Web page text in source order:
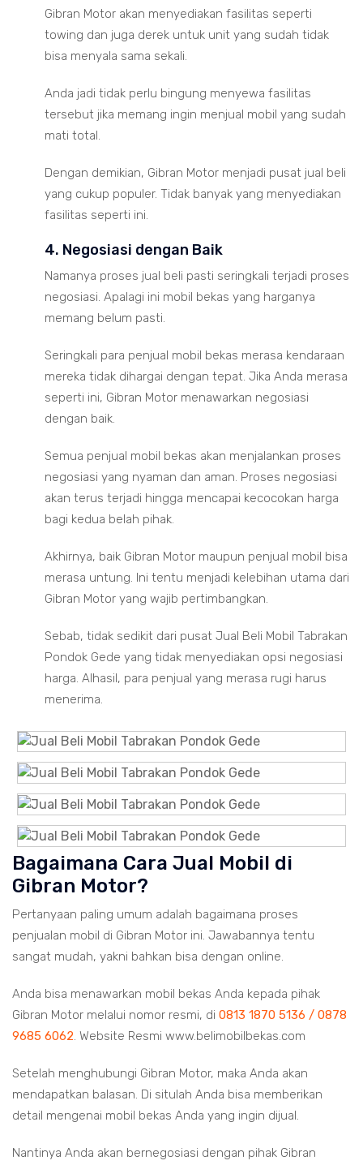
Gibran Motor akan menyediakan fasilitas seperti
towing dan juga derek untuk unit yang sudah tidak
bisa menyala sama sekali.
Anda jadi tidak perlu bingung menyewa fasilitas
tersebut jika memang ingin menjual mobil yang sudah
mati total.
Dengan demikian, Gibran Motor menjadi pusat jual beli
yang cukup populer. Tidak banyak yang menyediakan
fasilitas seperti ini.
4. Negosiasi dengan Baik
Namanya proses jual beli pasti seringkali terjadi proses
negosiasi. Apalagi ini mobil bekas yang harganya
memang belum pasti.
Seringkali para penjual mobil bekas merasa kendaraan
mereka tidak dihargai dengan tepat. Jika Anda merasa
seperti ini, Gibran Motor menawarkan negosiasi
dengan baik.
Semua penjual mobil bekas akan menjalankan proses
negosiasi yang nyaman dan aman. Proses negosiasi
akan terus terjadi hingga mencapai kecocokan harga
bagi kedua belah pihak.
Akhirnya, baik Gibran Motor maupun penjual mobil bisa
merasa untung. Ini tentu menjadi kelebihan utama dari
Gibran Motor yang wajib pertimbangkan.
Sebab, tidak sedikit dari pusat Jual Beli Mobil Tabrakan
Pondok Gede yang tidak menyediakan opsi negosiasi
harga. Alhasil, para penjual yang merasa rugi harus
menerima.
Bagaimana Cara Jual Mobil di
Gibran Motor?
Pertanyaan paling umum adalah bagaimana proses
penjualan mobil di Gibran Motor ini. Jawabannya tentu
sangat mudah, yakni bahkan bisa dengan online.
Anda bisa menawarkan mobil bekas Anda kepada pihak
Gibran Motor melalui nomor resmi, di 0813 1870 5136 / 0878
9685 6062. Website Resmi www.belimobilbekas.com
Setelah menghubungi Gibran Motor, maka Anda akan
mendapatkan balasan. Di situlah Anda bisa memberikan
detail mengenai mobil bekas Anda yang ingin dijual.
Nantinya Anda akan bernegosiasi dengan pihak Gibran